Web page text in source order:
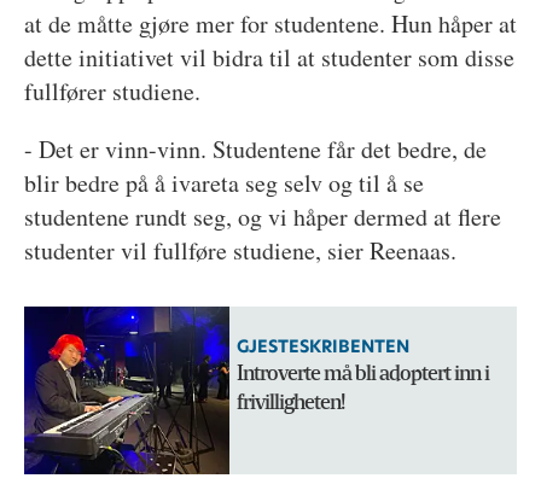
at de måtte gjøre mer for studentene. Hun håper at
dette initiativet vil bidra til at studenter som disse
fullfører studiene.
- Det er vinn-vinn. Studentene får det bedre, de
blir bedre på å ivareta seg selv og til å se
studentene rundt seg, og vi håper dermed at flere
studenter vil fullføre studiene, sier Reenaas.
GJESTESKRIBENTEN
Introverte må bli adoptert inn i
frivilligheten!